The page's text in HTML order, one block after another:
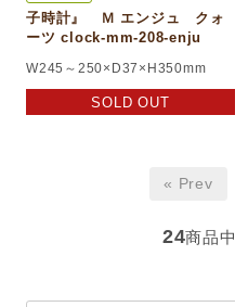
子時計』 Ｍ エンジュ クォ
ーツ clock-mm-208-enju
W245～250×D37×H350mm
SOLD OUT
« Prev
24商品中